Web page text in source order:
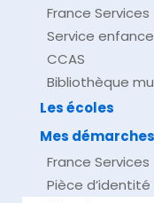
France Services
Service
CCAS
Bibliothèque
Les écoles
Mes démarches
France Services
Pièce d’identité